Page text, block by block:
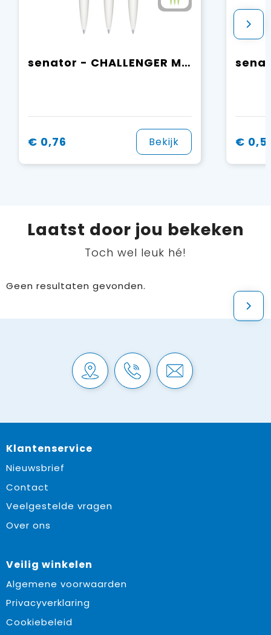
senator - CHALLENGER Matt Recycled balpen
€ 0,76 Bekijk €
Laatst door jou bekeken
Toch wel leuk hé!
Geen resultaten gevonden.
Klantenservice
Nieuwsbrief
Contact
Veelgestelde vragen
Over ons
Veilig winkelen
Algemene voorwaarden
Privacyverklaring
Cookiebeleid